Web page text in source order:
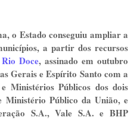
o Estado conseguiu ampliar a
a partir dos recursos
Doce, assinado em outubro
Gerais e Espírito Santo com a
Ministérios Públicos dos dois
Ministério Público da União, e
S.A., Vale S.A. e BHP